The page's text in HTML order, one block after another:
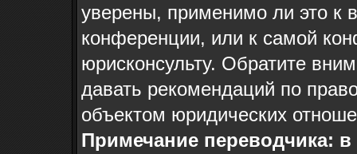
уверены, применимо ли это к
конференции, или к самой
юрисконсульту. Обратите
давать рекомендаций по
объектом юридических
Примечание переводчика: